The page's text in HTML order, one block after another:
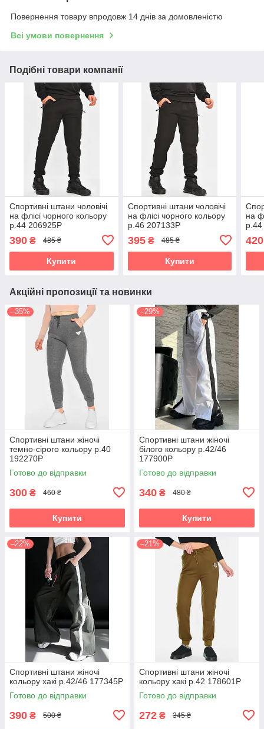
Повернення товару впродовж 14 днів за домовленістю
Всі умови повернення
Подібні товари компанії
Спортивні штани чоловічі
на флісі чорного кольору
р.44 206925P
390 ₴ 485 ₴
Купити
Спортивні штани чоловічі
на флісі чорного кольору
р.46 207133P
395₴ 485 ₴
Купити
на
420
Акційні пропозиції та новинки
–35%
Спортивні штани жіночі
темно-сірого кольору р.40
192270P
Готово до відправки
300 ₴ 460 ₴
Купити
–29%
Спортивні штани жіночі
білого кольору р.42/46
177900P
Готово до відправки
340 ₴ 480 ₴
Купити
–22%
Спортивні штани жіночі
кольору хакі р.42/46 177345P
Готово до відправки
390 ₴ 500 ₴
–21%
Спортивні штани жіночі
кольору хакі р.42 178601P
Готово до відправки
272 ₴ 345 ₴